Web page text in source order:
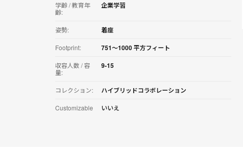
学齢 / 教育年
齢:
企業学習
姿勢: 着座
Footprint: 751〜1000 平方フィート
収容人数 / 容
量:
9-15
コレクション: ハイブリッドコラボレーション
Customizable いいえ